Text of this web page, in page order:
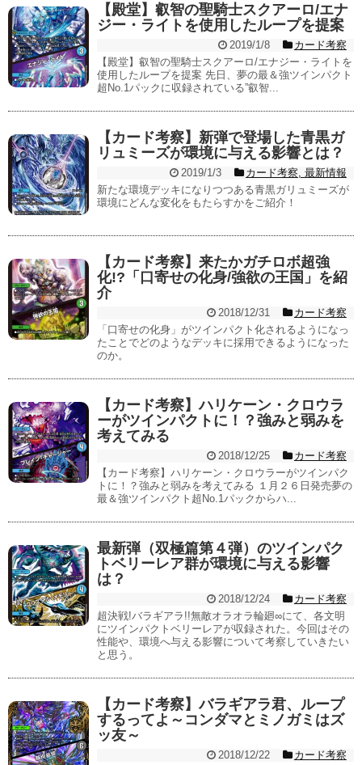
【殿堂】叡智の聖騎士スクアーロ/エナ
ジー・ライトを使用したループを提案
2019/1/8
カード考察
【殿堂】叡智の聖騎士スクアーロ/エナジー・ライトを
使用したループを提案 先日、夢の最＆強ツインパクト
超No.1パックに収録されている”叡智...
【カード考察】新弾で登場した青黒ガ
リュミーズが環境に与える影響とは？
2019/1/3 カード考察, 最新情報
新たな環境デッキになりつつある青黒ガリュミーズが
環境にどんな変化をもたらすかをご紹介！
【カード考察】来たかガチロボ超強
化!?「口寄せの化身/強欲の王国」を紹
介
2018/12/31
カード考察
「口寄せの化身」がツインパクト化されるようになっ
たことでどのようなデッキに採用できるようになった
のか。
【カード考察】ハリケーン・クロウラ
ーがツインパクトに！？強みと弱みを
考えてみる
2018/12/25
カード考察
【カード考察】ハリケーン・クロウラーがツインパク
トに！？強みと弱みを考えてみる １月２６日発売夢の
最＆強ツインパクト超No.1パックからハ...
最新弾（双極篇第４弾）のツインパク
トベリーレア群が環境に与える影響
は？
2018/12/24
カード考察
超決戦!バラギアラ!!無敵オラオラ輪廻∞にて、各文明
にツインパクトベリーレアが収録された。今回はその
性能や、環境へ与える影響について考察していきたい
と思う。
【カード考察】バラギアラ君、ループ
するってよ～コンダマとミノガミはズ
ッ友～
2018/12/22
カード考察